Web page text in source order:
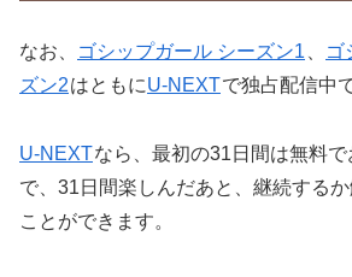
なお、 ゴシップガール シーズン1
ゴ
ズン2はともにU-NEXTで独占配信中
U-NEXTなら、最初の31日間は無料
で、31日間楽しんだあと、継続する
ことができます。